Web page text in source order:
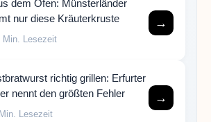
dem Ofen: Münsterländer
nur diese Kräuterkruste
Min. Lesezeit
→
richtig grillen: Erfurter
nennt den größten Fehler
Lesezeit
→